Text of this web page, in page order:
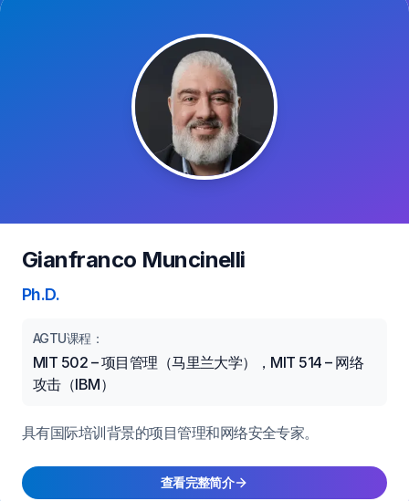
Gianfranco Muncinelli
Ph.D.
AGTU课程：
MIT 502 – 项目管理（马里兰大学），MIT 514 – 网络
攻击（IBM）
具有国际培训背景的项目管理和网络安全专家。
查看完整简介